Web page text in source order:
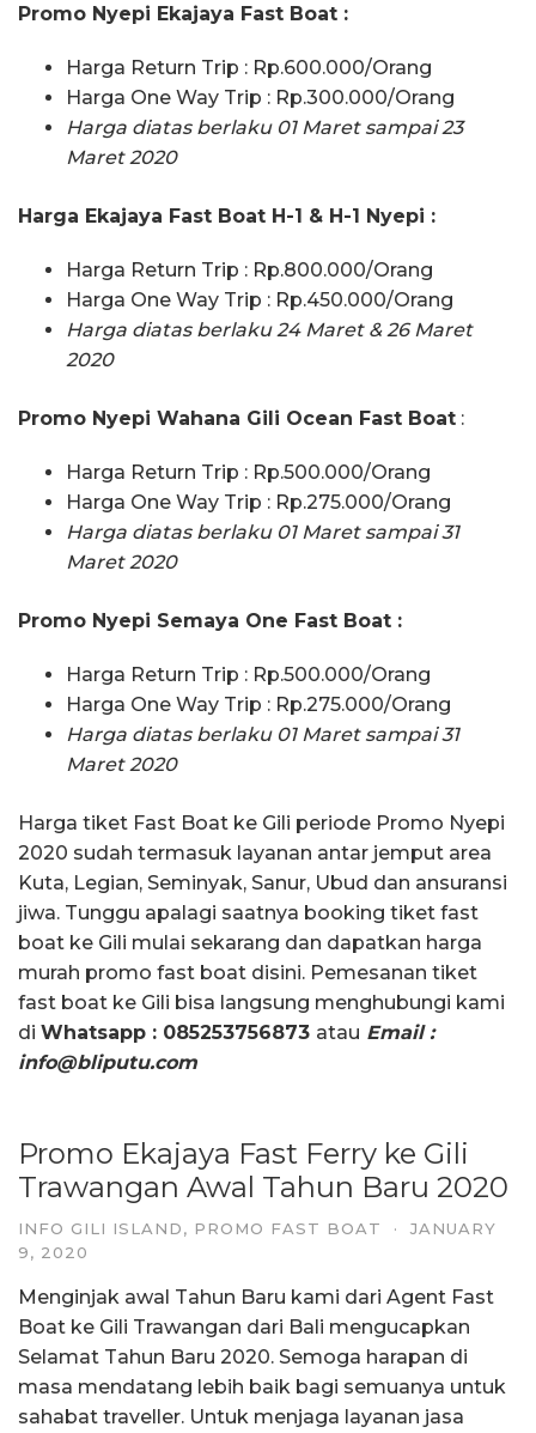
Promo Nyepi Ekajaya Fast Boat :
Harga Return Trip : Rp.600.000/Orang
Harga One Way Trip : Rp.300.000/Orang
Harga diatas berlaku 01 Maret sampai 23
Maret 2020
Harga Ekajaya Fast Boat H-1 & H-1 Nyepi :
Harga Return Trip : Rp.800.000/Orang
Harga One Way Trip : Rp.450.000/Orang
Harga diatas berlaku 24 Maret & 26 Maret
2020
Promo Nyepi Wahana Gili Ocean Fast Boat :
Harga Return Trip : Rp.500.000/Orang
Harga One Way Trip : Rp.275.000/Orang
Harga diatas berlaku 01 Maret sampai 31
Maret 2020
Promo Nyepi Semaya One Fast Boat :
Harga Return Trip : Rp.500.000/Orang
Harga One Way Trip : Rp.275.000/Orang
Harga diatas berlaku 01 Maret sampai 31
Maret 2020
Harga tiket Fast Boat ke Gili periode Promo Nyepi
2020 sudah termasuk layanan antar jemput area
Kuta, Legian, Seminyak, Sanur, Ubud dan ansuransi
jiwa. Tunggu apalagi saatnya booking tiket fast
boat ke Gili mulai sekarang dan dapatkan harga
murah promo fast boat disini. Pemesanan tiket
fast boat ke Gili bisa langsung menghubungi kami
di Whatsapp : 085253756873 atau Email :
info@bliputu.com
Promo Ekajaya Fast Ferry ke Gili
Trawangan Awal Tahun Baru 2020
INFO GILI ISLAND, PROMO FAST BOAT ·
JANUARY
9, 2020
Menginjak awal Tahun Baru kami dari Agent Fast
Boat ke Gili Trawangan dari Bali mengucapkan
Selamat Tahun Baru 2020. Semoga harapan di
masa mendatang lebih baik bagi semuanya untuk
sahabat traveller. Untuk menjaga layanan jasa